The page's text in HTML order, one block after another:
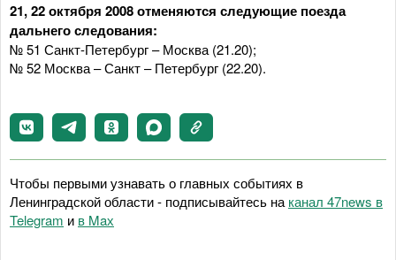
21, 22 октября 2008 отменяются следующие поезда
дальнего следования:
№ 51 Санкт-Петербург – Москва (21.20);
№ 52 Москва – Санкт – Петербург (22.20).
Чтобы первыми узнавать о главных событиях в
Ленинградской области - подписывайтесь на канал 47news в
Telegram и в Maх